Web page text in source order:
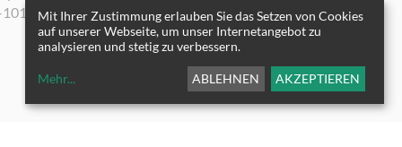
Wien
Mit Ihrer Zustimmung erlauben Sie das Setzen von Cookies
auf unserer Webseite, um unser Internetangebot zu
analysieren und stetig zu verbessern.
Mehr... ABLEHNEN AKZEPTIEREN